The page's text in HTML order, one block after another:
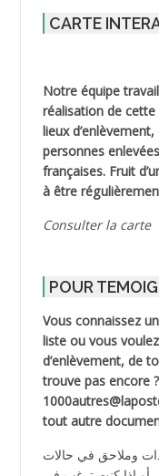
CARTE
Notre équipe
réalisation de
lieux
personnes
françaises. Fruit
à être
Consulter la carte
POUR
Vous connaissez
liste ou vous
d’enlèvement, de
trouve pas encore
tout autre
وملاحق في حالات